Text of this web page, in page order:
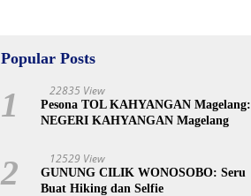
Popular Posts
1 22835 View
Pesona TOL KAHYANGAN Magelang:
NEGERI KAHYANGAN Magelang
2 12529 View
GUNUNG CILIK WONOSOBO: Seru
Buat Hiking dan Selfie